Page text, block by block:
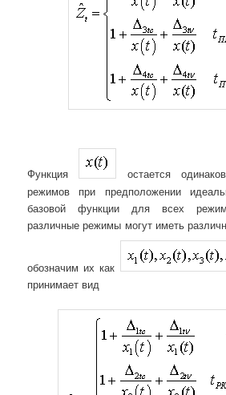
Функция
остается
режимов при предположении
базовой функции для всех
различные режимы могут иметь
обозначим их как
принимает вид